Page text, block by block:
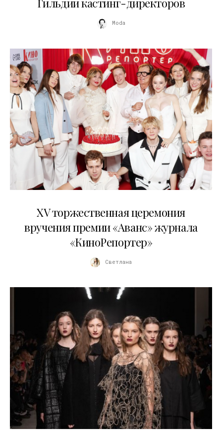
Гильдии кастинг-директоров
Moda
XV торжественная церемония
вручения премии «Аванс» журнала
«КиноРепортер»
Светлана